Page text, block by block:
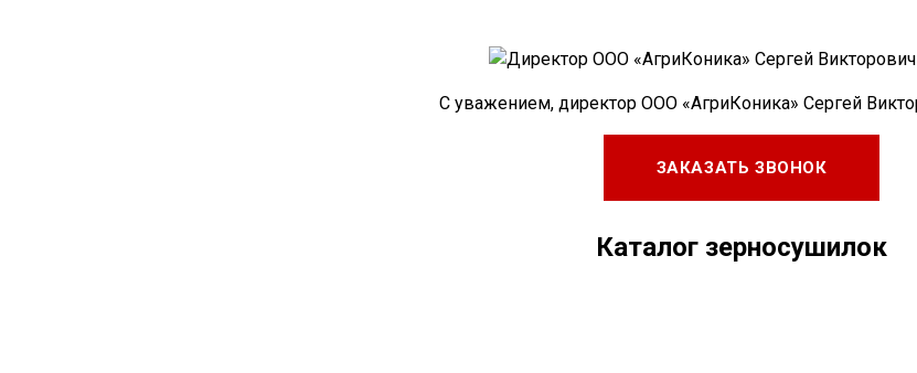
С уважением, директор ООО «АгриКоника» Сергей
ЗАКАЗАТЬ ЗВОНОК
Каталог зерносушилок